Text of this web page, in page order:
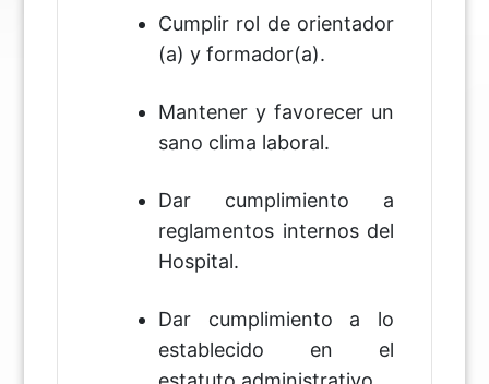
Cumplir rol de orientador
(a) y formador(a).
Mantener y favorecer un
sano clima laboral.
Dar cumplimiento a
reglamentos internos del
Hospital.
Dar cumplimiento a lo
establecido en el